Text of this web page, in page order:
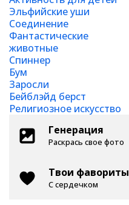
Эльфийские уши
Соединение
Фантастические
животные
Спиннер
Бум
Заросли
Бейблэйд берст
Религиозное искусство
Генерация
Раскрась свое фото
Твои фавориты
С сердечком